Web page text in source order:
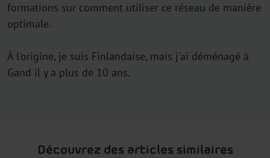
formations sur comment utiliser ce réseau de manière
optimale.
À l'origine, je suis Finlandaise, mais j'ai déménagé à
Gand il y a plus de 10 ans.
Découvrez des articles similaires